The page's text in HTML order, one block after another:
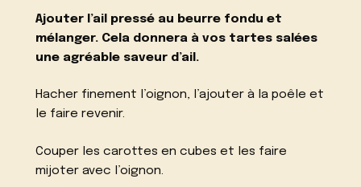
Ajouter l’ail pressé au beurre fondu et
mélanger. Cela donnera à vos tartes salées
une agréable saveur d’ail.
Hacher finement l’oignon, l’ajouter à la poêle et
le faire revenir.
Couper les carottes en cubes et les faire
mijoter avec l’oignon.